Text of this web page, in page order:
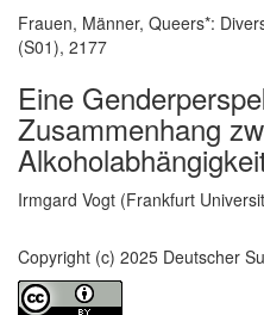
Frauen, Männer, Queers*:
(S01), 2177
Eine
Zusammenhang
Hauptsächlicher
Irmgard Vogt (Frankfurt
Copyright (c) 2025 Deutscher